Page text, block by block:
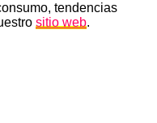
tendencias
sitio web.